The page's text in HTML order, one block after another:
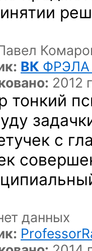
ВК
2012
тонкий
с
данных